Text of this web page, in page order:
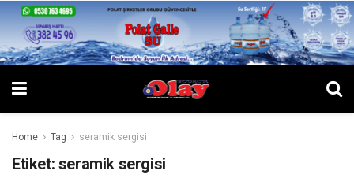
Home Tag seramik sergisi
Etiket: seramik sergisi